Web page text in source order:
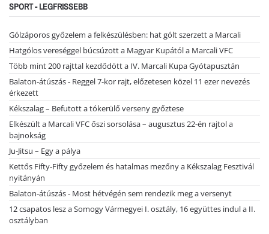
SPORT - LEGFRISSEBB
Gólzáporos győzelem a felkészülésben: hat gólt szerzett a Marcali
Hatgólos vereséggel búcsúzott a Magyar Kupától a Marcali VFC
Több mint 200 rajttal kezdődött a IV. Marcali Kupa Gyótapusztán
Balaton-átúszás - Reggel 7-kor rajt, előzetesen közel 11 ezer nevezés
érkezett
Kékszalag – Befutott a tókerülő verseny győztese
Elkészült a Marcali VFC őszi sorsolása – augusztus 22-én rajtol a
bajnokság
Ju-Jitsu – Egy a pálya
Kettős Fifty-Fifty győzelem és hatalmas mezőny a Kékszalag Fesztivál
nyitányán
Balaton-átúszás - Most hétvégén sem rendezik meg a versenyt
12 csapatos lesz a Somogy Vármegyei I. osztály, 16 együttes indul a II.
osztályban